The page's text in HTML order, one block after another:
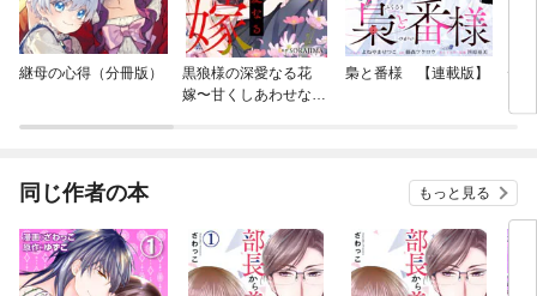
継母の心得（分冊版）
黒狼様の深愛なる花
嫁〜甘くしあわせな番
梟と番様 【連載版】 デ
同じ作者の本 もっと見る